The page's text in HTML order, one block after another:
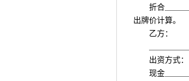
折合＿＿
出牌价计算。
乙方：
＿＿＿＿
出资方式：
现金＿＿